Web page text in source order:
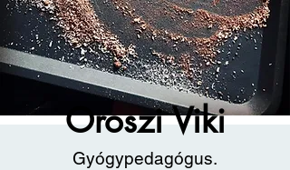
Oroszi Viki
Gyógypedagógus.